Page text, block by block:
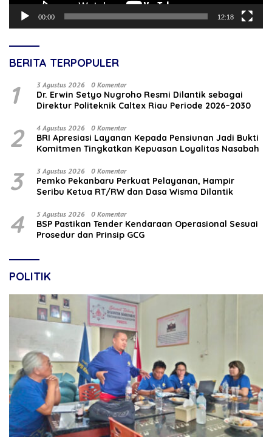
00:00 12:18
BERITA TERPOPULER
1 3 Agustus 2026 0 Komentar
‎Dr. Erwin Setyo Nugroho Resmi Dilantik sebagai
Direktur Politeknik Caltex Riau Periode 2026–2030
2 4 Agustus 2026 0 Komentar
BRI Apresiasi Layanan Kepada Pensiunan Jadi Bukti
Komitmen Tingkatkan Kepuasan Loyalitas Nasabah
3 3 Agustus 2026 0 Komentar
Pemko Pekanbaru Perkuat Pelayanan, Hampir
Seribu Ketua RT/RW dan Dasa Wisma Dilantik
4 5 Agustus 2026 0 Komentar
BSP Pastikan Tender Kendaraan Operasional Sesuai
Prosedur dan Prinsip GCG
POLITIK